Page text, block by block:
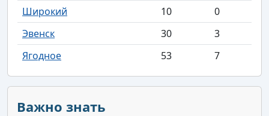
Широкий
10
0
Эвенск
30
3
Ягодное
53 7
Важно знать